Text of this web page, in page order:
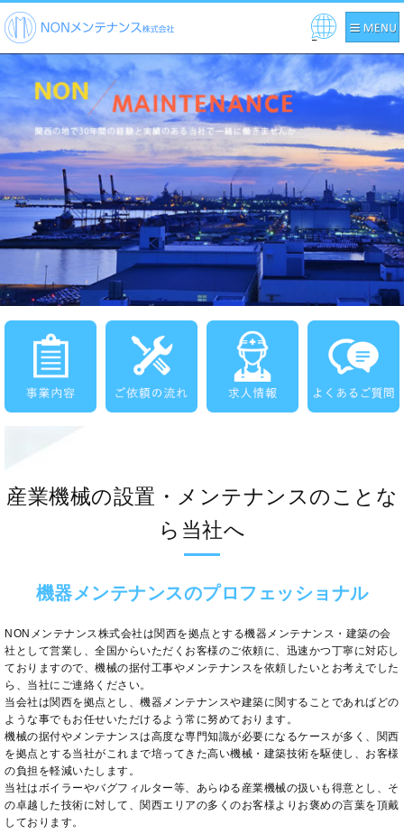
Pow
ered
産業機械の設置・メンテナンスのことな
ら当社へ
機器メンテナンスのプロフェッショナル
NONメンテナンス株式会社は関西を拠点とする機器メンテナンス・建築の会
社として営業し、全国からいただくお客様のご依頼に、迅速かつ丁寧に対応し
ておりますので、機械の据付工事やメンテナンスを依頼したいとお考えでした
ら、当社にご連絡ください。
当会社は関西を拠点とし、機器メンテナンスや建築に関することであればどの
ような事でもお任せいただけるよう常に努めております。
機械の据付やメンテナンスは高度な専門知識が必要になるケースが多く、関西
を拠点とする当社がこれまで培ってきた高い機械・建築技術を駆使し、お客様
の負担を軽減いたします。
当社はボイラーやバグフィルター等、あらゆる産業機械の扱いも得意とし、そ
の卓越した技術に対して、関西エリアの多くのお客様よりお褒めの言葉を頂戴
しております。